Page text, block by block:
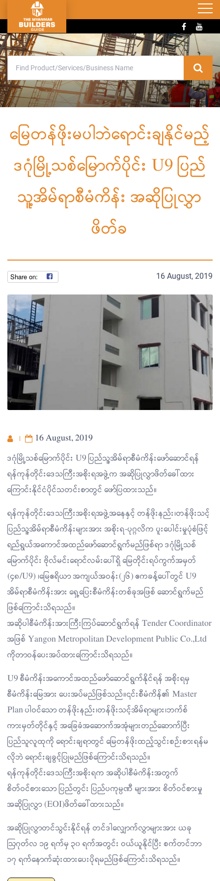
မြေတန်ဖိုးမပါဘဲရောင်းချနိုင်မည့်
ဒဂုံမြို့သစ်မြောက်ပိုင်း U9 ပြည်
သူ့အိမ်ရာစီမံကိန်း အဆိုပြုလွှာ
ဖိတ်ခ
16 August, 2019
16 August, 2019
ဒဂုံမြို့သစ်မြောက်ပိုင်း U9 ပြည်သူ့အိမ်ရာစီမံကိန်းဖော်ဆောင်ရန်
ရန်ကုန်တိုင်းဒေသကြီးအစိုးရအဖွဲ့က အဆိုပြုလွှာဖိတ်ခေါ်ထား
ကြောင်းနိုင်ငံပိုင်သတင်းစာတွင် ဖော်ပြထားသည်။
ရန်ကုန်တိုင်းဒေသကြီးအစိုးရအဖွဲ့အနေနှင့် တန်ဖိုးနည်း၊တန်ဖိုးသင့်
ပြည်သူ့အိမ်ရာစီမံကိန်းများအား အစိုးရ-ပုဂ္ဂလိက ပူးပေါင်းမှုပုံစံဖြင့်
ရည်ရွယ်အကောင်အထည်ဖော်ဆောင်ရွက်မည်ဖြစ်ရာ ဒဂုံမြို့သစ်
မြောက်ပိုင်း ဗိုလ်မင်းရောင်လမ်းပေါ်ရှိ မြေတိုင်းရပ်ကွက်အမှတ်
(၄၈/U9) ၊မြေဧရိယာ အကျယ်အဝန်း(၂၆) ဧကခန့်ပေါ်တွင် U9
အိမ်ရာစီမံကိန်းအား ရှေ့ပြေးစီမံကိန်းတစ်ခုအဖြစ် ဆောင်ရွက်မည်
ဖြစ်ကြောင်းသိရသည်။
အဆိုပါစီမံကိန်းအားကြီးကြပ်ဆောင်ရွက်ရန် Tender Coordinator
အဖြစ် Yangon Metropolitan Development Public Co.,Ltd
ကိုတာဝန်ပေးအပ်ထားကြောင်းသိရသည်။
U9 စီမံကိန်းအကောင်အထည်ဖော်ဆောင်ရွက်နိုင်ရန် အစိုးရမှ
စီမံကိန်းမြေအား ပေးအပ်မည်ဖြစ်သည်။၎င်းစီမံကိန်၏ Master
Plan ပါဝင်သော တန်ဖိုးနည်း၊တန်ဖိုးသင့်အိမ်ရာများ၊ဘက်စ်
ကားမှတ်တိုင်နှင့် အခြေခံအဆောက်အအုံများတည်ဆောက်ပြီး
ပြည်သူလူထုကို ရောင်းချရာတွင် မြေတန်ဖိုးထည့်သွင်းစဉ်းစားရန်မ
လိုဘဲ ရောင်းချခွင့်ပြုမည်ဖြစ်ကြောင်းသိရသည်။
ရန်ကုန်တိုင်းဒေသကြီးအစိုးရက အဆိုပါစီမံကိန်းအတွက်
စိတ်ဝင်စားသော ပြည်တွင်း ပြည်ပကုမ္ပဏီ များအား စိတ်ဝင်စားမှု
အဆိုပြုလွှာ (EOI)ဖိတ်ခေါ်ထားသည်။
အဆိုပြုလွှာတင်သွင်းနိုင်ရန် တင်ဒါလျှောက်လွှာများအား ယခု
ဩဂုတ်လ ၁၉ ရက်မှ ၃၀ ရက်အတွင်း ဝယ်ယူနိုင်ပြီး စက်တင်ဘာ
၁၇ ရက်နောက်ဆုံးထားပေးပိုရမည်ဖြစ်ကြောင်းသိရသည်။